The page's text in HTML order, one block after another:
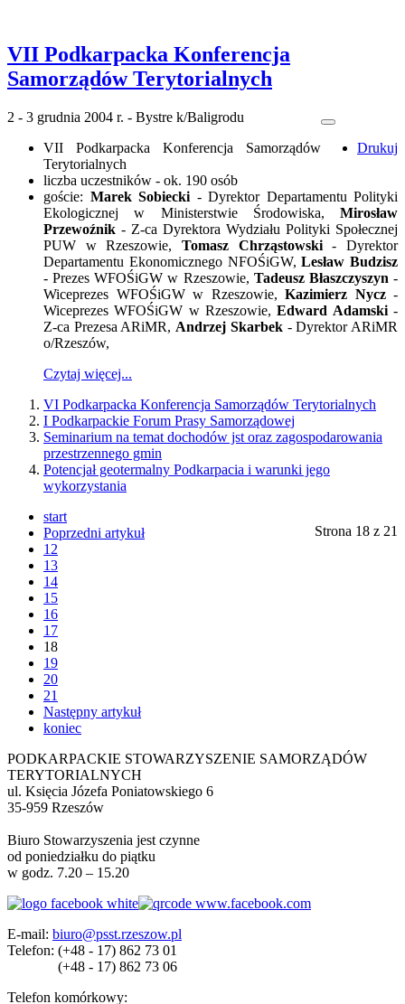
VII Podkarpacka Konferencja
Samorządów Terytorialnych
Drukuj
2 - 3 grudnia 2004 r. - Bystre k/Baligrodu
VII Podkarpacka Konferencja Samorządów
Terytorialnych
liczba uczestników - ok. 190 osób
goście: Marek Sobiecki - Dyrektor Departamentu Polityki
Ekologicznej w Ministerstwie Środowiska, Mirosław
Przewoźnik - Z-ca Dyrektora Wydziału Polityki Społecznej
PUW w Rzeszowie, Tomasz Chrząstowski- Dyrektor
Departamentu Ekonomicznego NFOŚiGW,Lesław Budzisz
- Prezes WFOŚiGW w Rzeszowie, Tadeusz Błaszczyszyn -
Wiceprezes WFOŚiGW w Rzeszowie, Kazimierz Nycz-
Wiceprezes WFOŚiGW w Rzeszowie,Edward Adamski-
Z-ca Prezesa ARiMR, Andrzej Skarbek- Dyrektor ARiMR
o/Rzeszów,
Czytaj więcej...
VI Podkarpacka Konferencja Samorządów Terytorialnych
I Podkarpackie Forum Prasy Samorządowej
Seminarium na temat dochodów jst oraz zagospodarowania
przestrzennego gmin
Potencjał geotermalny Podkarpacia i warunki jego
wykorzystania
Strona 18 z 21
start
Poprzedni artykuł
12
13
14
15
16
17
18
19
20
21
Następny artykuł
koniec
PODKARPACKIE STOWARZYSZENIE SAMORZĄDÓW
TERYTORIALNYCH
ul. Księcia Józefa Poniatowskiego 6
35-959 Rzeszów
Biuro Stowarzyszenia jest czynne
od poniedziałku do piątku
w godz. 7.20 – 15.20
E-mail: biuro@psst.rzeszow.pl
Telefon: (+48 - 17) 862 73 01
(+48 - 17) 862 73 06
Telefon komórkowy: